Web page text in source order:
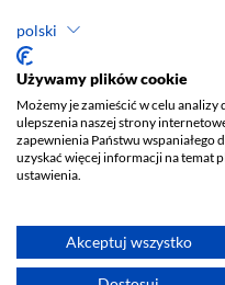
polski
Używamy plików cookie
Możemy je zamieścić w celu
ulepszenia naszej strony
zapewnienia Państwu
uzyskać więcej informacji na temat
ustawienia.
Akceptuj wszystko
Tel.: 42 235 01 65, fax: 42
Deklaracja dostępności